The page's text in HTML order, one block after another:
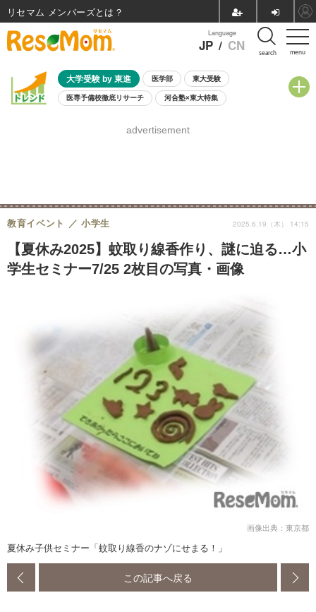
menu
Language
JP / CN search
大学受験 by 東進 医学部 東大受験
医専予備校徹底リサーチ 河合塾×東大特集
8月開催学校説明会・相談会
advertisement
【夏休み2025】蚊取り線香作り、謎に迫る…小
学生セミナー7/25 2枚目の写真・画像
教育イベント 小学生 2025.6.19（木） 14:15
画像出典：東京都
夏休み子供セミナー「蚊取り線香のナゾにせまる！」
この記事へ戻る
リセマム メンバーズ